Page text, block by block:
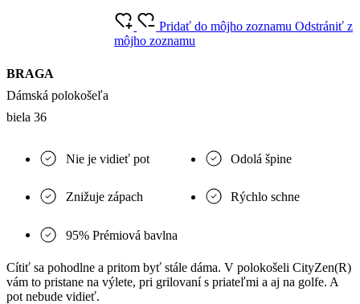
BRAGA
Dámská polokošeľa
biela 36
Pridať do môjho zoznamuOdstrániť z
môjho zoznamu
Nie je vidieť pot Odolá špine
Znižuje zápach Rýchlo schne
95% Prémiová bavlna
Cítiť sa pohodlne a pritom byť stále dáma. V polokošeli CityZen(R)
vám to pristane na výlete, pri grilovaní s priateľmi a aj na golfe. A
pot nebude vidieť.